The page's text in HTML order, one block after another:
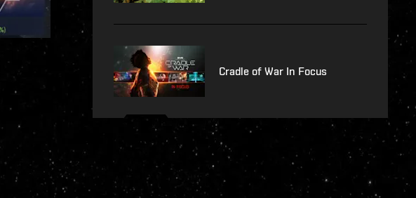
Cradle of War In Focus